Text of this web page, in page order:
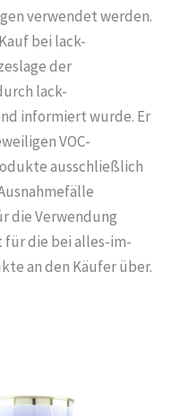
verwendet werden.
bei lack-
der
lack-
informiert wurde. Er
VOC-
ausschließlich
die Verwendung
für die bei alles-im-
an den Käufer über.